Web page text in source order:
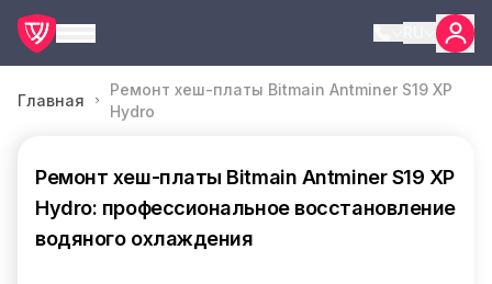
Главная
Ремонт хеш-платы Bitmain Antminer S19 XP
Hydro
Ремонт хеш-платы Bitmain Antminer S19 XP
Hydro: профессиональное восстановление
водяного охлаждения